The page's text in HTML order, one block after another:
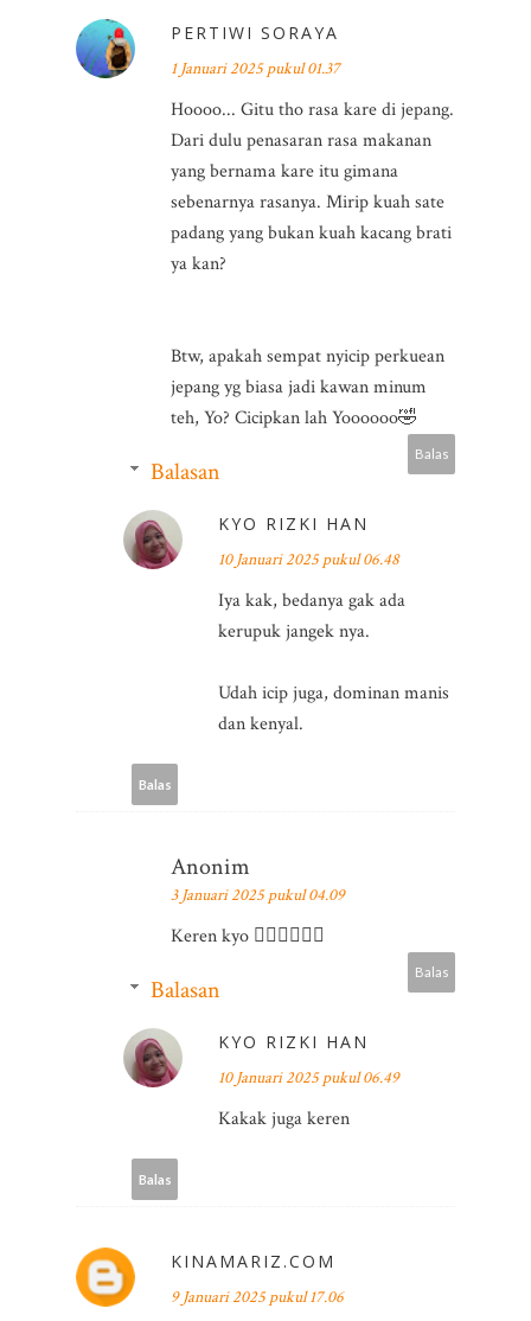
PERTIWI SORAYA
1 Januari 2025 pukul 01.37
Hoooo... Gitu tho rasa kare di jepang.
Dari dulu penasaran rasa makanan
yang bernama kare itu gimana
sebenarnya rasanya. Mirip kuah sate
padang yang bukan kuah kacang brati
ya kan?
Btw, apakah sempat nyicip perkuean
jepang yg biasa jadi kawan minum
teh, Yo? Cicipkan lah Yoooooo🤣
Balas
Balasan
KYO RIZKI HAN
10 Januari 2025 pukul 06.48
Iya kak, bedanya gak ada
kerupuk jangek nya.
Udah icip juga, dominan manis
dan kenyal.
Balas
Anonim
3 Januari 2025 pukul 04.09
Keren kyo 👍🏻👍🏻👍🏻
Balas
Balasan
KYO RIZKI HAN
10 Januari 2025 pukul 06.49
Kakak juga keren
Balas
KINAMARIZ.COM
9 Januari 2025 pukul 17.06